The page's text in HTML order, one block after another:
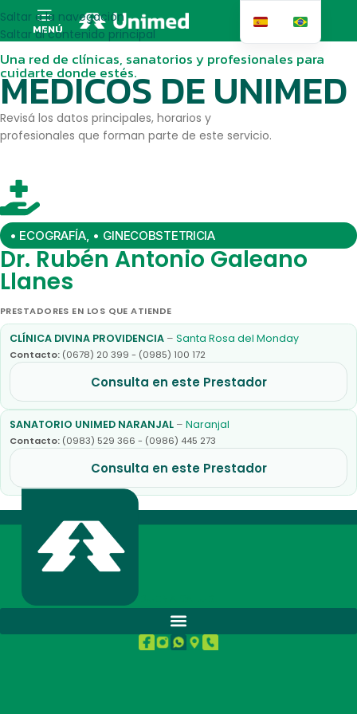
Saltar a la navegación
Saltar al contenido principal
MENÚ
Una red de clínicas, sanatorios y profesionales para
cuidarte donde estés.
MEDICOS DE UNIMED
Revisá los datos principales, horarios y
profesionales que forman parte de este servicio.
• ECOGRAFÍA, • GINECOBSTETRICIA
Dr. Rubén Antonio Galeano
Llanes
PRESTADORES EN LOS QUE ATIENDE
CLÍNICA DIVINA PROVIDENCIA –Santa Rosa del Monday
Contacto: (0678) 20 399 - (0985) 100 172
Consulta en este Prestador
SANATORIO UNIMED NARANJAL –Naranjal
Contacto: (0983) 529 366 - (0986) 445 273
Consulta en este Prestador